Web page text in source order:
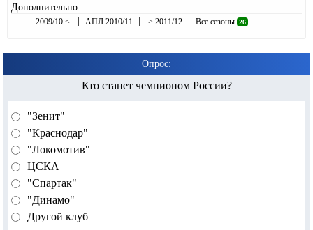
Дополнительно
2009/10 < | АПЛ 2010/11 | > 2011/12 | Все сезоны 26
Опрос:
Кто станет чемпионом России?
"Зенит"
"Краснодар"
"Локомотив"
ЦСКА
"Спартак"
"Динамо"
Другой клуб